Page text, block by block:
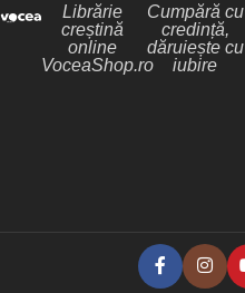
Librărie
creștină
online
VoceaShop.ro
Cumpără cu
credință,
dăruiește cu
iubire